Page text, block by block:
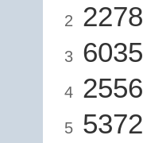
2 2278
3 6035
4 2556
5 5372